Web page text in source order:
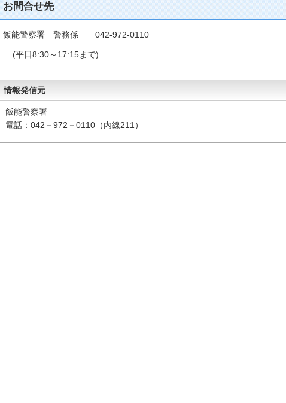
お問合せ先
飯能警察署 警務係 042‐972‐0110
(平日8:30～17:15まで)
情報発信元
飯能警察署
電話：042－972－0110（内線211）